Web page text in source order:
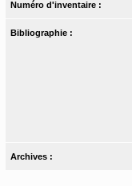
Numéro d'inventaire :
Bibliographie :
Archives :